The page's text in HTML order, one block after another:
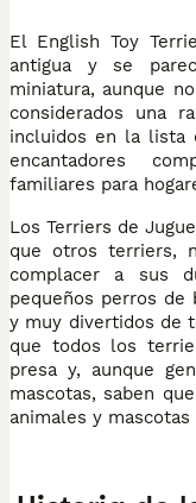
El English Toy
antigua y se
miniatura, aunque
considerados una
incluidos en la lista
encantadores
familiares para
Los Terriers de
que otros terriers,
complacer a sus
pequeños perros de
y muy divertidos de
que todos los
presa y, aunque
mascotas, saben
animales y mascotas